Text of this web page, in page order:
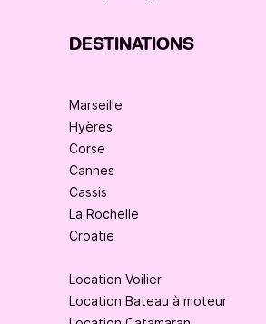
DESTINATIONS
Marseille
Hyères
Corse
Cannes
Cassis
La Rochelle
Croatie
Location Voilier
Location Bateau à moteur